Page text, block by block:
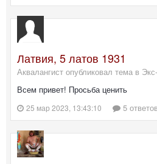
Латвия, 5 латов 1931
Аквалангист опубликовал тема в
Всем привет! Просьба ценить
25 мар 2023, 13:43:10 5 ответов